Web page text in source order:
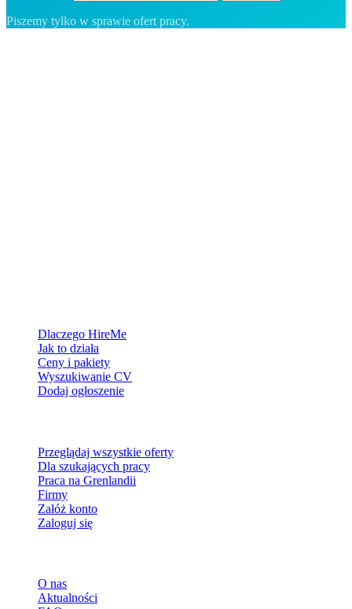
Piszemy tylko w sprawie ofert pracy.
Dlaczego HireMe
Jak to działa
Ceny i pakiety
Wyszukiwanie CV
Dodaj ogłoszenie
Przeglądaj wszystkie oferty
Dla szukających pracy
Praca na Grenlandii
Firmy
Załóż konto
Zaloguj się
O nas
Aktualności